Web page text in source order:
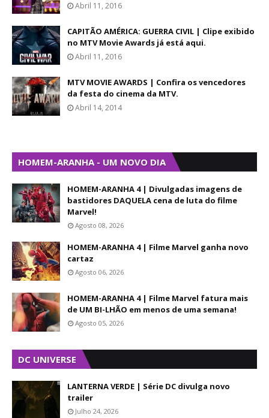
Abril 11, 2016
CAPITÃO AMÉRICA: GUERRA CIVIL | Clipe exibido
no MTV Movie Awards já está aqui.
Abril 11, 2016
MTV MOVIE AWARDS | Confira os vencedores
da festa do cinema da MTV.
Abril 14, 2014
HOMEM-ARANHA - UM NOVO DIA
HOMEM-ARANHA 4 | Divulgadas imagens de
bastidores DAQUELA cena de luta do filme
Marvel!
Agosto 08, 2026
HOMEM-ARANHA 4 | Filme Marvel ganha novo
cartaz
Agosto 06, 2026
HOMEM-ARANHA 4 | Filme Marvel fatura mais
de UM BI-LHÃO em menos de uma semana!
Agosto 05, 2026
DC UNIVERSE
LANTERNA VERDE | Série DC divulga novo
trailer
Julho 24, 2026